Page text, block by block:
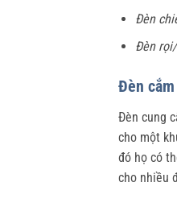
Đèn
Đèn
Đèn
Đèn cung
cho một
đó họ có
cho nhiều